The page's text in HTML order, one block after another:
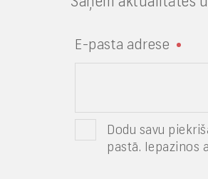
E-pasta adrese
Dodu savu
pastā. Iepazinos